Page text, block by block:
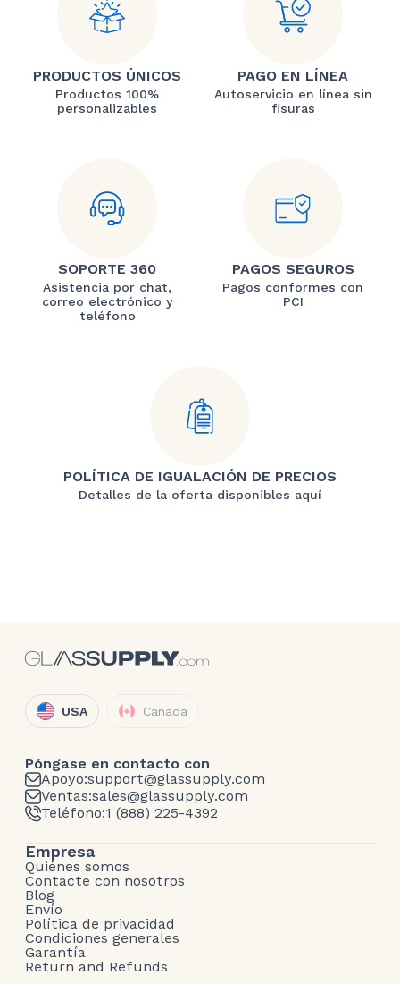
PRODUCTOS ÚNICOS
Productos 100%
personalizables
PAGO EN LÍNEA
Autoservicio en línea sin
fisuras
SOPORTE 360
Asistencia por chat,
correo electrónico y
teléfono
PAGOS SEGUROS
Pagos conformes con
PCI
POLÍTICA DE IGUALACIÓN DE PRECIOS
Detalles de la oferta disponibles aquí
USA Canada
Póngase en contacto con
Apoyo:support@glassupply.com
Ventas:sales@glassupply.com
Teléfono:1 (888) 225-4392
Empresa
Quiénes somos
Contacte con nosotros
Blog
Envío
Política de privacidad
Condiciones generales
Garantía
Return and Refunds